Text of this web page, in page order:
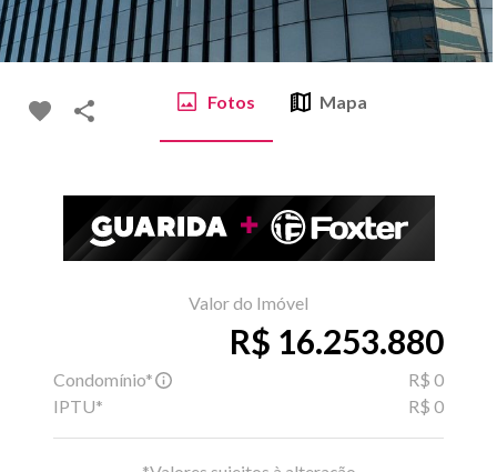
Fotos Mapa
Valor do Imóvel
R$ 16.253.880
Condomínio*
R$ 0
IPTU*
R$ 0